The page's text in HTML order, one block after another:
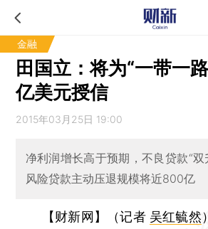
金融
田国立：将为“一带一
亿美元授信
2015年03月25日 19:00
净利润增长高于预期，不良贷款“
风险贷款主动压退规模将近800亿
【财新网】（记者 吴红毓然）